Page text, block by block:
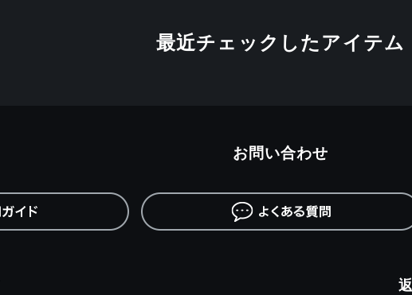
最近チェックしたアイテム
お問い合わせ